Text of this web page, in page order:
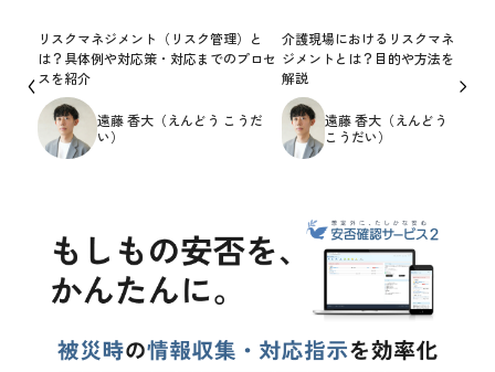
リスクマネジメント（リスク管理）と
は？具体例や対応策・対応までのプロセ
スを紹介
遠藤 香大（えんどう こうだ
い）
介護現場におけるリスクマネ
ジメントとは？目的や方法を
解説
遠藤 香大（えんどう
こうだい）